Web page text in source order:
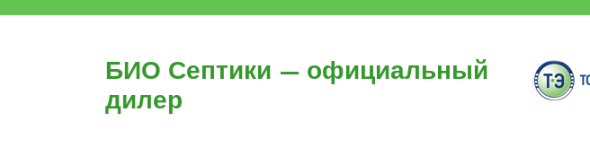
БИО Септики — официальный
дилер